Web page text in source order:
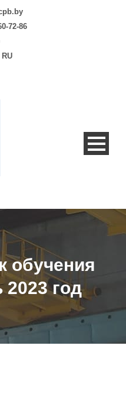
72-86
RU
обучения
2023 год